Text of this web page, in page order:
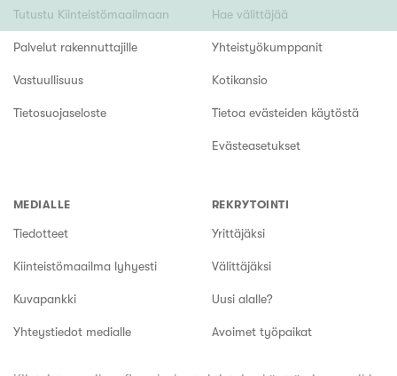
Tutustu Kiinteistömaailmaan
Palvelut rakennuttajille
Vastuullisuus
Tietosuojaseloste
Hae välittäjää
Yhteistyökumppanit
Kotikansio
Tietoa evästeiden käytöstä
Evästeasetukset
MEDIALLE
Tiedotteet
Kiinteistömaailma lyhyesti
Kuvapankki
Yhteystiedot medialle
REKRYTOINTI
Yrittäjäksi
Välittäjäksi
Uusi alalle?
Avoimet työpaikat